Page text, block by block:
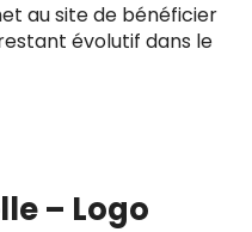
au site de bénéficier
évolutif dans le
– Logo